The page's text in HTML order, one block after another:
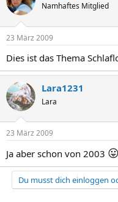
Namhaftes Mitglied
23 März 2009
Dies ist das Thema
Lara1231
Lara
23 März 2009
Ja aber schon von 2003 😛
Du musst dich einloggen